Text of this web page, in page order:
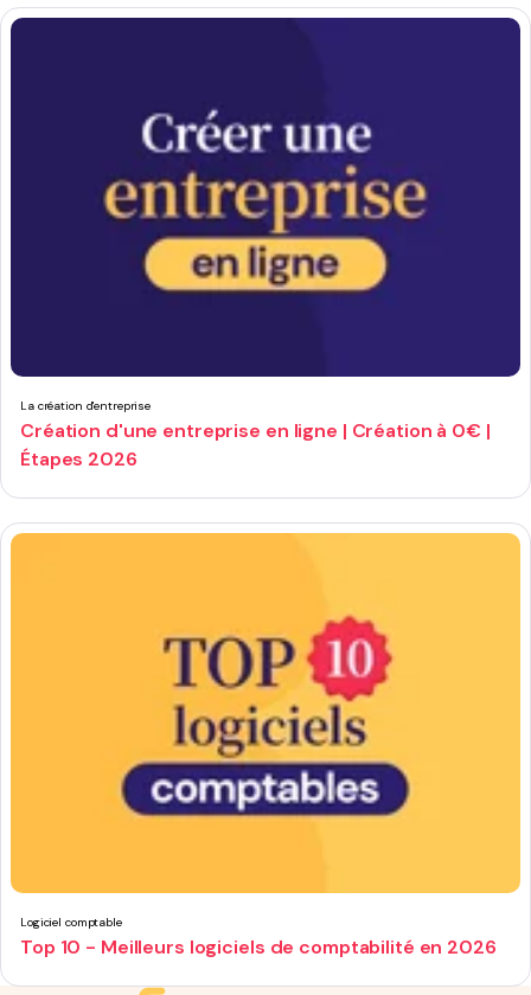
La création d'entreprise
Création d'une entreprise en ligne | Création à 0€ |
Étapes 2026
Logiciel comptable
Top 10 - Meilleurs logiciels de comptabilité en 2026